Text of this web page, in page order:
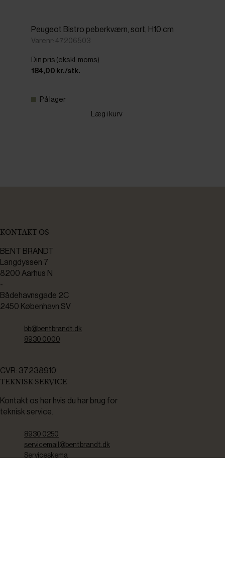
Peugeot Bistro peberkværn, sort, H10 cm
Varenr: 47206503
Din pris (ekskl. moms)
184,00 kr./stk.
På lager
Læg i kurv
KONTAKT OS
BENT BRANDT
Langdyssen 7
8200 Aarhus N
-
Bådehavnsgade 2C
2450 København SV
bb@bentbrandt.dk
8930 0000
CVR: 37238910
TEKNISK SERVICE
Kontakt os her hvis du har brug for
teknisk service.
8930 0250
servicemail@bentbrandt.dk
Serviceskema